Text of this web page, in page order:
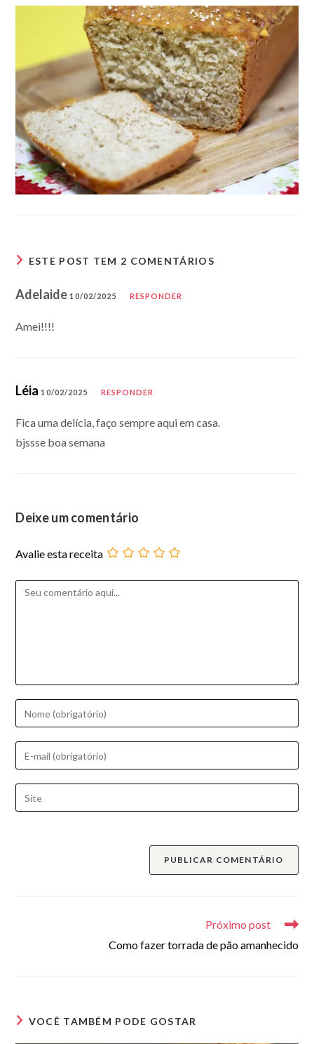
ESTE POST TEM 2 COMENTÁRIOS
Adelaide10/02/2025 RESPONDER
Amei!!!!
Léia 10/02/2025 RESPONDER
Fica uma delícia, faço sempre aqui em casa.
bjssse boa semana
Deixe um comentário
Avalie esta receita
Comentário
seu
nome
ou
de
usuário
seu
endereço
de
o
Próximo post
Como fazer torrada de pão amanhecido
VOCÊ TAMBÉM PODE GOSTAR